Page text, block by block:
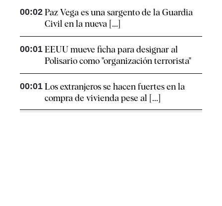
00:02 Paz Vega es una sargento de la Guardia
Civil en la nueva [...]
00:01 EEUU mueve ficha para designar al
Polisario como "organización terrorista"
00:01 Los extranjeros se hacen fuertes en la
compra de vivienda pese al [...]